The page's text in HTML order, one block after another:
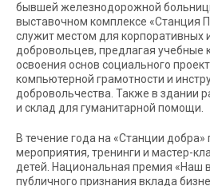
бывшей железнодорожной
выставочном комплексе «Станция
служит местом для корпоративных
добровольцев, предлагая учебные
освоения основ социального
компьютерной грамотности и
добровольчества. Также в здании
и склад для гуманитарной помощи.
В течение года на «Станции
мероприятия, тренинги и мастер-
детей. Национальная премия «Наш
публичного признания вклада